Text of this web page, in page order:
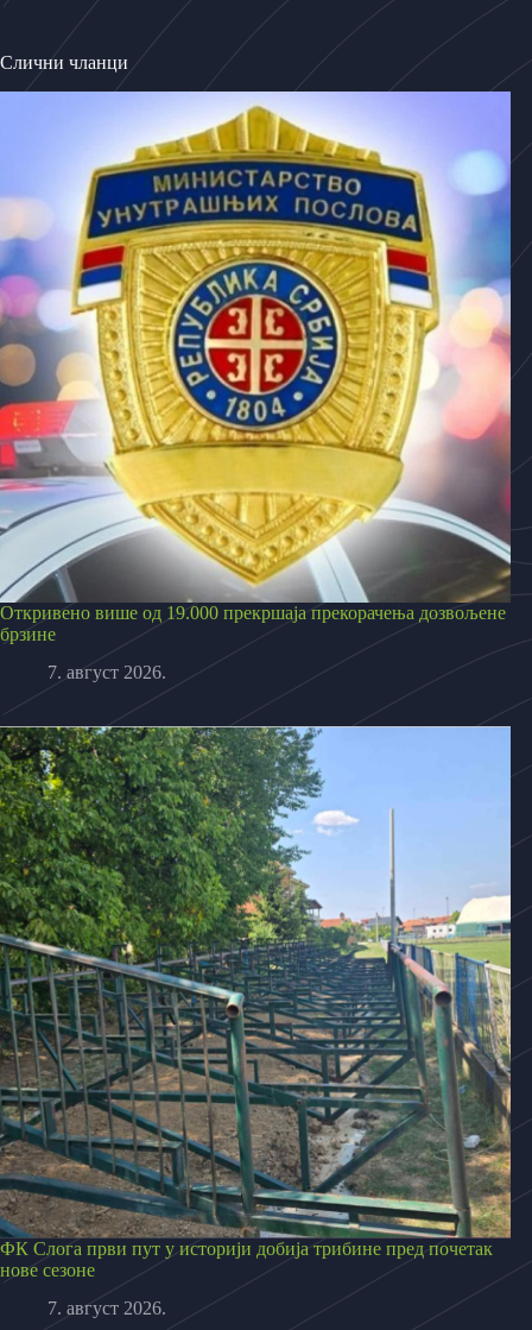
Слични чланци
Откривено више од 19.000 прекршаја прекорачења дозвољене
брзине
7. август 2026.
ФК Слога први пут у историји добија трибине пред почетак
нове сезоне
7. август 2026.